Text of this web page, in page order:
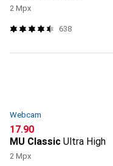
2 Mpx
638
Webcam
CHF
17.90
MU Classic Ultra High
2 Mpx